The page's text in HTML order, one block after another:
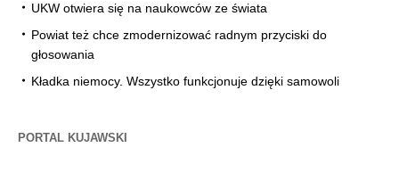
UKW otwiera się na naukowców ze świata
Powiat też chce zmodernizować radnym przyciski do
głosowania
Kładka niemocy. Wszystko funkcjonuje dzięki samowoli
PORTAL KUJAWSKI